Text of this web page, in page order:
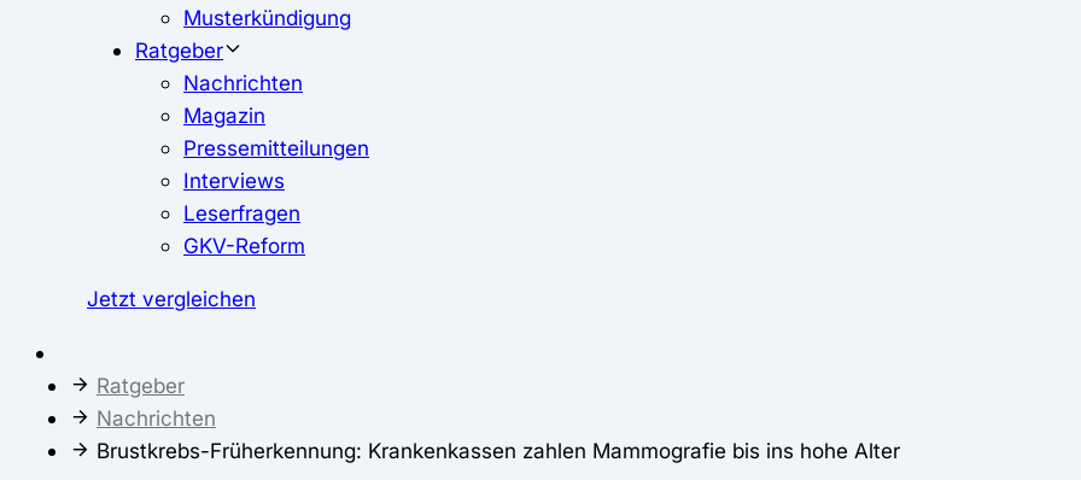
Musterkündigung
Ratgeber
Nachrichten
Magazin
Pressemitteilungen
Interviews
Leserfragen
GKV-Reform
Jetzt vergleichen
Ratgeber
Nachrichten
Brustkrebs-Früherkennung: Krankenkassen zahlen Mammografie bis ins hohe Alter